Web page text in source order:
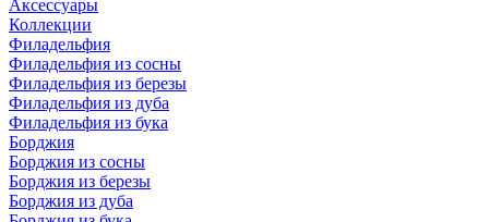
Аксессуары
Коллекции
Филадельфия
Филадельфия из сосны
Филадельфия из березы
Филадельфия из дуба
Филадельфия из бука
Борджия
Борджия из сосны
Борджия из березы
Борджия из дуба